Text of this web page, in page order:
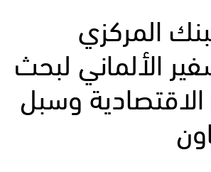
المركزي
الألماني لبحث
وسبل